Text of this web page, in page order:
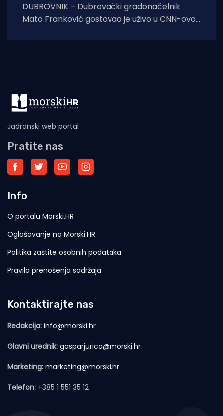
DUBROVNIK – Dubrovački gradonačelnik
Mato Franković gostovao je uživo u CNN-ovoj
Jadranski web portal
Pratite nas
Info
O portalu Morski.HR
Oglašavanje na Morski.HR
Politika zaštite osobnih podataka
Pravila prenošenja sadržaja
Kontaktirajte nas
Redakcija: info@morski.hr
Glavni urednik: gasparjurica@morski.hr
Marketing: marketing@morski.hr
Telefon: +385 1 551 35 12